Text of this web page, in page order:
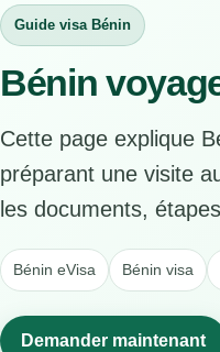
Guide visa Bénin
Bénin
Cette page explique
préparant une visite
les documents,
Bénin eVisa Bénin visa
Demander maintenant